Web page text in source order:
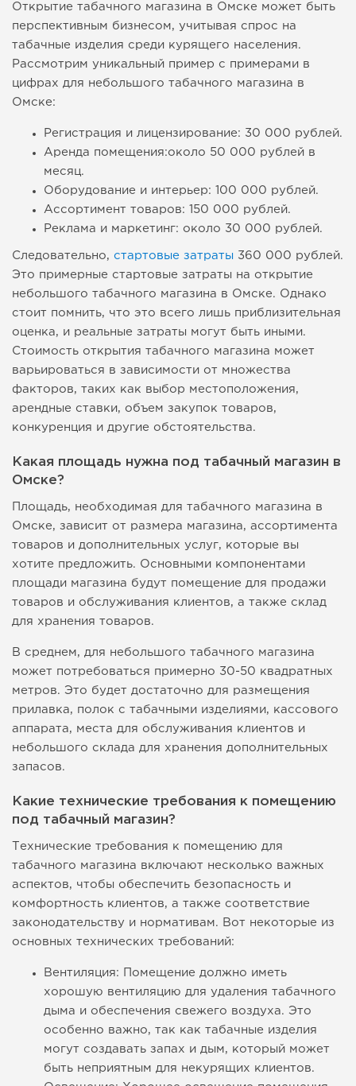
Открытие табачного магазина в Омске может быть
перспективным бизнесом, учитывая спрос на
табачные изделия среди курящего населения.
Рассмотрим уникальный пример с примерами в
цифрах для небольшого табачного магазина в
Омске:
Регистрация и лицензирование: 30 000 рублей.
Аренда помещения:около 50 000 рублей в
месяц.
Оборудование и интерьер: 100 000 рублей.
Ассортимент товаров: 150 000 рублей.
Реклама и маркетинг: около 30 000 рублей.
Следовательно, стартовые затраты 360 000 рублей.
Это примерные стартовые затраты на открытие
небольшого табачного магазина в Омске. Однако
стоит помнить, что это всего лишь приблизительная
оценка, и реальные затраты могут быть иными.
Стоимость открытия табачного магазина может
варьироваться в зависимости от множества
факторов, таких как выбор местоположения,
арендные ставки, объем закупок товаров,
конкуренция и другие обстоятельства.
Какая площадь нужна под табачный магазин в
Омске?
Площадь, необходимая для табачного магазина в
Омске, зависит от размера магазина, ассортимента
товаров и дополнительных услуг, которые вы
хотите предложить. Основными компонентами
площади магазина будут помещение для продажи
товаров и обслуживания клиентов, а также склад
для хранения товаров.
В среднем, для небольшого табачного магазина
может потребоваться примерно 30-50 квадратных
метров. Это будет достаточно для размещения
прилавка, полок с табачными изделиями, кассового
аппарата, места для обслуживания клиентов и
небольшого склада для хранения дополнительных
запасов.
Какие технические требования к помещению
под табачный магазин?
Технические требования к помещению для
табачного магазина включают несколько важных
аспектов, чтобы обеспечить безопасность и
комфортность клиентов, а также соответствие
законодательству и нормативам. Вот некоторые из
основных технических требований:
Вентиляция: Помещение должно иметь
хорошую вентиляцию для удаления табачного
дыма и обеспечения свежего воздуха. Это
особенно важно, так как табачные изделия
могут создавать запах и дым, который может
быть неприятным для некурящих клиентов.